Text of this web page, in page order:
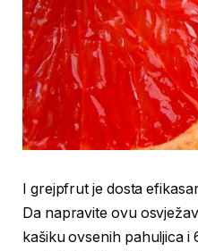
I grejpfrut je dosta
Da napravite ovu
kašiku ovsenih pahuljica i